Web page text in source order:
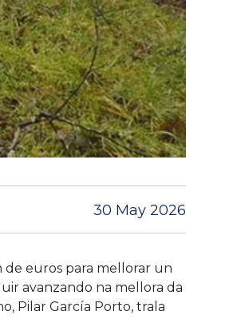
30 May 2026
euros para mellorar un
avanzando na mellora da
Pilar García Porto, trala